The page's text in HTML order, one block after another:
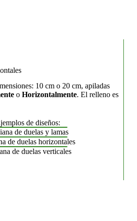
10 cm o 20 cm, apiladas
o Horizontalmente. El relleno es
de diseños:
de duelas y lamas
de duelas horizontales
de duelas verticales